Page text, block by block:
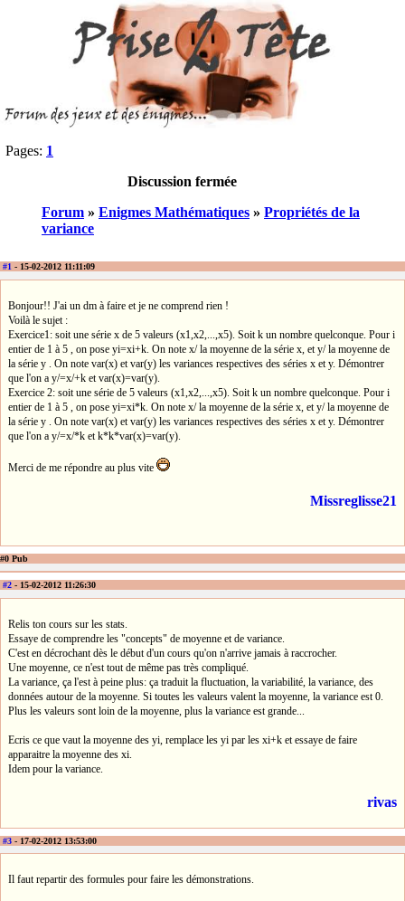
Pages: 1
Discussion fermée
Forum » Enigmes Mathématiques » Propriétés de la
variance
#1 - 15-02-2012 11:11:09
Bonjour!! J'ai un dm à faire et je ne comprend rien !
Voilà le sujet :
Exercice1: soit une série x de 5 valeurs (x1,x2,...,x5). Soit k un nombre quelconque. Pour i
entier de 1 à 5 , on pose yi=xi+k. On note x/ la moyenne de la série x, et y/ la moyenne de
la série y . On note var(x) et var(y) les variances respectives des séries x et y. Démontrer
que l'on a y/=x/+k et var(x)=var(y).
Exercice 2: soit une série de 5 valeurs (x1,x2,...,x5). Soit k un nombre quelconque. Pour i
entier de 1 à 5 , on pose yi=xi*k. On note x/ la moyenne de la série x, et y/ la moyenne de
la série y . On note var(x) et var(y) les variances respectives des séries x et y. Démontrer
que l'on a y/=x/*k et k*k*var(x)=var(y).
Merci de me répondre au plus vite
Missreglisse21
#0 Pub
#2 - 15-02-2012 11:26:30
Relis ton cours sur les stats.
Essaye de comprendre les "concepts" de moyenne et de variance.
C'est en décrochant dès le début d'un cours qu'on n'arrive jamais à raccrocher.
Une moyenne, ce n'est tout de même pas très compliqué.
La variance, ça l'est à peine plus: ça traduit la fluctuation, la variabilité, la variance, des
données autour de la moyenne. Si toutes les valeurs valent la moyenne, la variance est 0.
Plus les valeurs sont loin de la moyenne, plus la variance est grande...
Ecris ce que vaut la moyenne des yi, remplace les yi par les xi+k et essaye de faire
apparaitre la moyenne des xi.
Idem pour la variance.
rivas
#3 - 17-02-2012 13:53:00
Il faut repartir des formules pour faire les démonstrations.